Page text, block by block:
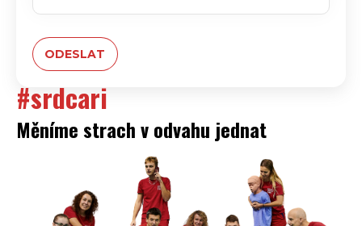
#srdcari
Měníme strach v odvahu jednat